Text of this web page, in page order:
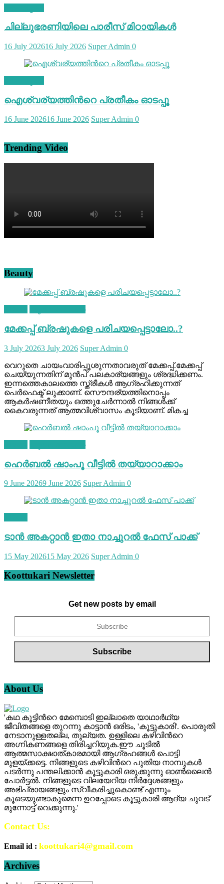
ചില്ലുഭരണിയിലെ പാരീസ് മിഠായികള്‍
16 July 202616 July 2026 Super Admin 0
ഐശ്വര്യത്തിന്‍റെ പ്രതീകം ഓടപ്പൂ
16 June 202616 June 2026 Super Admin 0
Trending Video
Beauty
മേക്കപ്പ് ബ്രഷുകളെ പരിചയപ്പെട്ടാലോ..?
3 July 20263 July 2026 Super Admin 0
വെറുതെ ചായംവാരിപ്പൂശുന്നതാവരുത് മേക്കപ്പ്.മേക്കപ്പ്
ചെയ്യുന്നതിന് മുന്‍പ് പലകാര്യങ്ങളും ശ്രദ്ധിക്കണം.
ഇന്നത്തെകാലത്തെ സ്ത്രീകള്‍ ആഗ്രഹിക്കുന്നത്
പെര്‍ഫെക്ട് ലുക്കാണ്. സൌന്ദര്യത്തിനൊപ്പം
ആകര്‍ഷണീതയും ഒത്തുചേര്‍ന്നാല്‍ നിങ്ങള്‍ക്ക്
കൈവരുന്നത് ആത്മവിശ്വാസം കൂടിയാണ്. മികച്ച
ഹെര്‍ബല്‍ ഷാംപൂ വീട്ടില്‍ തയ്യാറാക്കാം
9 June 20269 June 2026 Super Admin 0
ടാന്‍ അകറ്റാന്‍ ഇതാ നാച്ചുറല്‍ ഫേസ് പാക്ക്
15 May 202615 May 2026 Super Admin 0
Koottukari Newsletter
Get new posts by email
About Us
'കഥ കൂട്ടിന്‍റെ മേമ്പൊടി ഇല്ലാതെ യാഥാർഥ്യ
ജീവിതങ്ങളെ തുറന്നു കാട്ടാൻ ഒരിടം, 'കൂട്ടുകാരി'. പൊരുതി
നേടാനുള്ളതല്ല, തുല്യത. ഉള്ളിലെ കഴിവിന്‍റെ
അഗ്നികണങ്ങളെ തിരിച്ചറിയുക.ഈ ചൂടിൽ
ആത്മസാക്ഷാത്കാരമായി ആഗ്രഹങ്ങൾ പൊട്ടി
മുളയ്ക്കട്ടെ. നിങ്ങളുടെ കഴിവിന്‍റെ പുതിയ നാമ്പുകൾ
പടർന്നു പന്തലിക്കാൻ കൂട്ടുകാരി ഒരുക്കുന്നു ഓൺലൈൻ
പോർട്ടൽ. നിങ്ങളുടെ വിലയേറിയ നിർദ്ദേശങ്ങളും
അഭിപ്രായങ്ങളും സ്വീകരിച്ചുകൊണ്ട് എന്നും
കൂടെയുണ്ടാകുമെന്ന ഉറപ്പോടെ കൂട്ടുകാരി ആദ്യ ചുവട്
മുന്നോട്ട് വെക്കുന്നു.'
Contact Us:
Email id : koottukari4@gmail.com
Archives